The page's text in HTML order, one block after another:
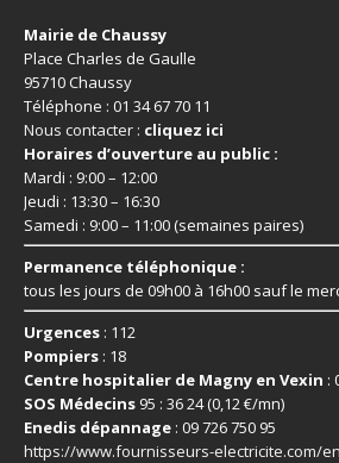
Mairie de Chaussy
Place Charles de Gaulle
95710 Chaussy
Téléphone : 01 34 67 70 11
Nous contacter : cliquez ici
Horaires d’ouverture au public :
Mardi : 9:00 – 12:00
Jeudi : 13:30 – 16:30
Samedi : 9:00 – 11:00 (semaines paires)
Permanence téléphonique :
tous les jours de 09h00 à 16h00 sauf le
Urgences : 112
Pompiers : 18
Centre hospitalier de Magny en Vexin :
SOS Médecins 95 : 36 24 (0,12 €/mn)
Enedis dépannage : 09 726 750 95
https://www.fournisseurs-electricite.com/